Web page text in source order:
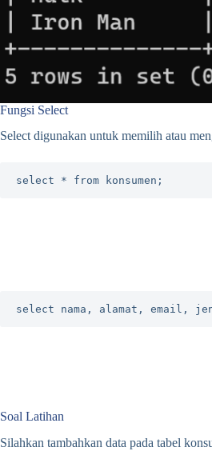
Fungsi Select
Select digunakan untuk memilih atau
select * from konsumen;
select nama, alamat, email,
Soal Latihan
Silahkan tambahkan data pada tabel